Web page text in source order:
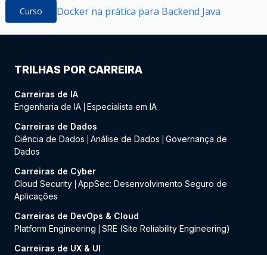
Curso Docker na prática para Backend Java
TRILHAS POR CARREIRA
Carreiras de IA
Engenharia de IA Especialista em IA
Carreiras de Dados
Ciência de Dados
Análise de Dados
Governança de
Dados
Carreiras de Cyber
Cloud Security AppSec: Desenvolvimento Seguro de
Aplicações
Carreiras de DevOps & Cloud
Platform Engineering
SRE (Site Reliability Engineering)
Carreiras de UX & UI